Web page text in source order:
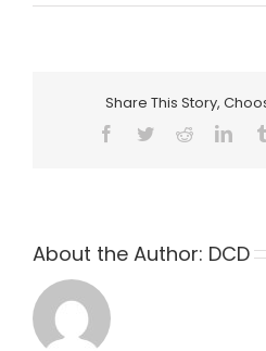
Share This Story,
Facebook
TwitterReddit
About the Author: DCD